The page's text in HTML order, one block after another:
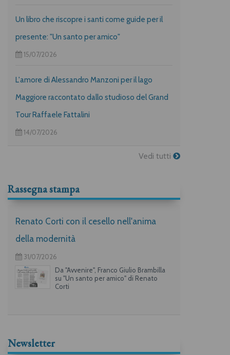
Un libro che riscopre i santi come guide per il
presente: "Un santo per amico"
15/07/2026
L'amore di Alessandro Manzoni per il lago
Maggiore raccontato dallo studioso del Grand
Tour Raffaele Fattalini
14/07/2026
Vedi tutti
Rassegna stampa
Renato Corti con il cesello nell'anima
della modernità
31/07/2026
Da "Avvenire", Franco Giulio Brambilla
su "Un santo per amico" di Renato
Corti
Newsletter